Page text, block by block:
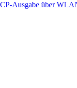
Ausgabe über